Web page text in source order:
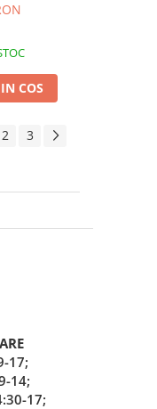
COS
2 3
17;
14;
17;